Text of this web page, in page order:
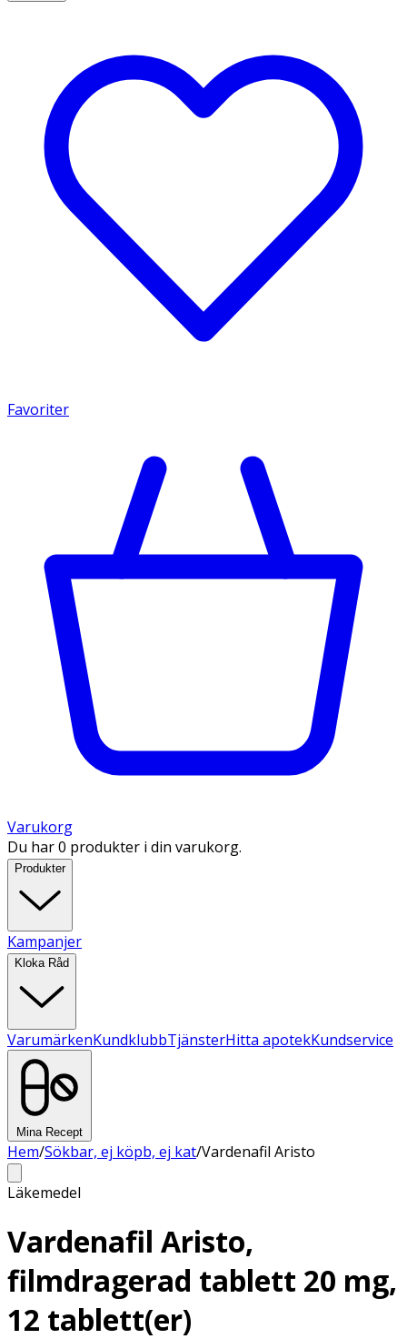
Favoriter
Varukorg
Du har 0 produkter i din varukorg.
Produkter
Kampanjer
Kloka Råd
VarumärkenKundklubbTjänsterHitta apotekKundservice
Mina Recept
Hem/Sökbar, ej köpb, ej kat/Vardenafil Aristo
Läkemedel
Vardenafil Aristo,
filmdragerad tablett 20 mg,
12 tablett(er)